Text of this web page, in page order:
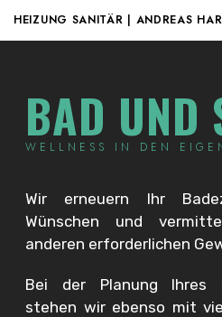
HEIZUNG SANITÄR | ANDREAS
BAD UND
WELLNESS IN DEN
Wir erneuern Ihr
Wünschen und
anderen erforderlichen
Bei der Planung Ihres
stehen wir ebenso mit